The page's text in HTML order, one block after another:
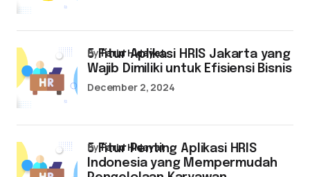
5 Fitur Aplikasi HRIS Jakarta yang
Wajib Dimiliki untuk Efisiensi Bisnis
byFarid Hidayat
December 2, 2024
5 Fitur Penting Aplikasi HRIS
Indonesia yang Mempermudah
byFarid Hidayat